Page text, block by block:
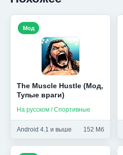
The Muscle Hustle (Мод,
Тупые враги)
На русском / Спортивные
Android 4.1 и выше 152 Мб
Мод